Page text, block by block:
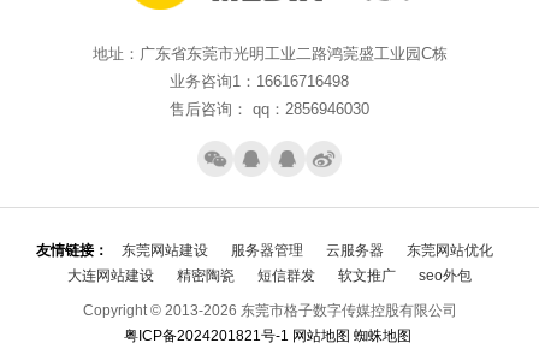
地址：广东省东莞市光明工业二路鸿莞盛工业园C栋
业务咨询1：16616716498
售后咨询： qq：2856946030
友情链接： 东莞网站建设 服务器管理 云服务器
东莞网站优化
大连网站建设
精密陶瓷 短信群发 软文推广 seo外包
Copyright © 2013-2026 东莞市格子数字传媒控股有限公司
粤ICP备2024201821号-1 网站地图 蜘蛛地图